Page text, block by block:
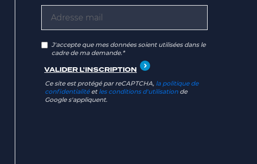
J'accepte que mes données soient utilisées dans le
cadre de ma demande.*
Ce site est protégé par reCAPTCHA, la politique de
confidentialitéet les conditions d'utilisationde
Google s'appliquent.